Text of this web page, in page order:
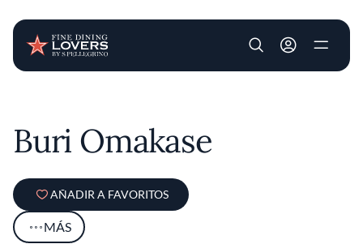
User account
Buri Omakase
AÑADIR A FAVORITOS
MÁS